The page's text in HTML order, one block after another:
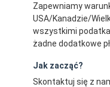
Zapewniamy
USA/Kanadzie/
wszystkimi
żadne dodatkowe
Jak zacząć?
Skontaktuj się z